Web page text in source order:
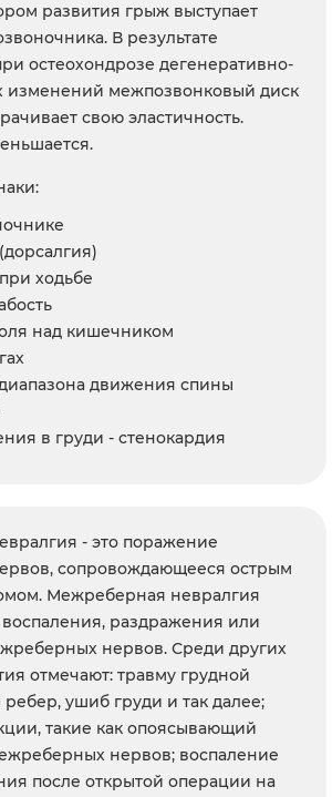
развития грыж выступает
В результате
остеохондрозе дегенеративно-
изменений межпозвонковый диск
свою эластичность.
ходьбе
над кишечником
движения спины
в груди - стенокардия
- это поражение
сопровождающееся острым
Межреберная невралгия
воспаления, раздражения или
нервов. Среди других
отмечают: травму грудной
ушиб груди и так далее;
такие как опоясывающий
нервов; воспаление
после открытой операции на